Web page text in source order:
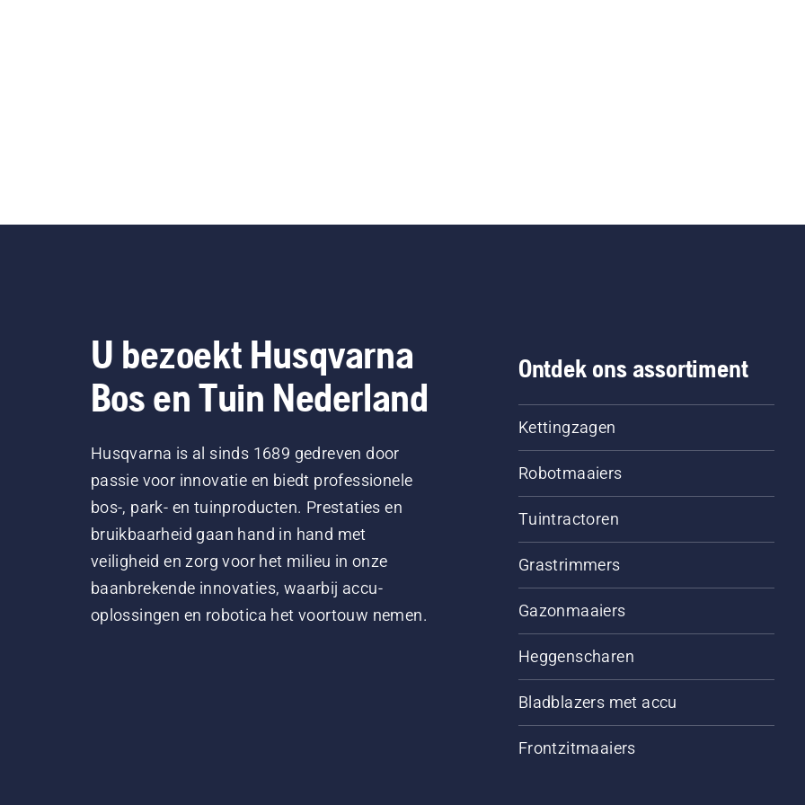
U bezoekt Husqvarna
Bos en Tuin Nederland
Husqvarna is al sinds 1689 gedreven door
passie voor innovatie en biedt professionele
bos-, park- en tuinproducten. Prestaties en
bruikbaarheid gaan hand in hand met
veiligheid en zorg voor het milieu in onze
baanbrekende innovaties, waarbij accu-
oplossingen en robotica het voortouw nemen.
Ontdek ons assortiment
Kettingzagen
Robotmaaiers
Tuintractoren
Grastrimmers
Gazonmaaiers
Heggenscharen
Bladblazers met accu
Frontzitmaaiers